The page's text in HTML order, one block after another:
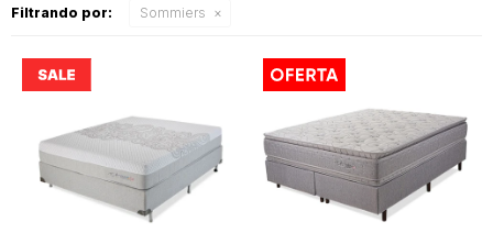
Filtrando por: Sommiers